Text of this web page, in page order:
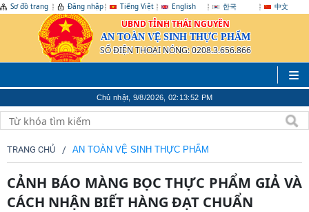
Sơ đồ trang Đăng nhập Tiếng Việt English 한국 中文
UBND TỈNH THÁI NGUYÊN
AN TOÀN VỆ SINH THỰC PHẨM
SỐ ĐIỆN THOẠI NÓNG: 0208.3.656.866
Chủ nhật, 9/8/2026, 02:13:52 PM
TRANG CHỦ AN TOÀN VỆ SINH THỰC PHẨM
CẢNH BÁO MÀNG BỌC THỰC PHẨM GIẢ VÀ
CÁCH NHẬN BIẾT HÀNG ĐẠT CHUẨN